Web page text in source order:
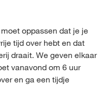
oppassen dat je je
tijd over hebt en dat
draait. We geven elkaar
vanavond om 6 uur
en ga een tijdje